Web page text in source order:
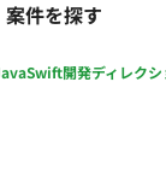
件を探す
Swift開発ディレク